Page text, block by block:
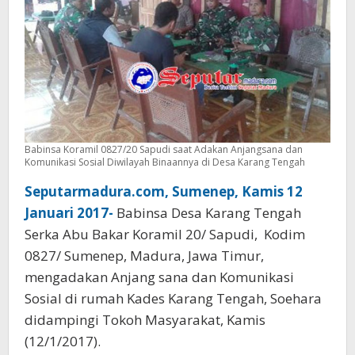
Babinsa Koramil 0827/20 Sapudi saat Adakan Anjangsana dan
Komunikasi Sosial Diwilayah Binaannya di Desa Karang Tengah
Seputarmadura.com, Sumenep, Kamis 12
Januari 2017- Babinsa Desa Karang Tengah
Serka Abu Bakar Koramil 20/ Sapudi, Kodim
0827/ Sumenep, Madura, Jawa Timur,
mengadakan Anjang sana dan Komunikasi
Sosial di rumah Kades Karang Tengah, Soehara
didampingi Tokoh Masyarakat, Kamis
(12/1/2017).